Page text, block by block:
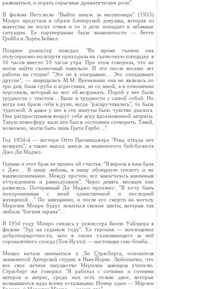
развиваться, и играть серьезные драматические роли".
В фильме Негулеско "Выйти замуж за миллионера" (1953)
Монро предстала в образе близорукой девушки, которая из
кокетства не носит очков и то и дело попадает в забавные
ситуации. Ее партнершами были знаменитости — Бетти
Грейбл и Лорен Бейкол.
Позднее режиссер поведал: "Во время съемок она
полусерьезно-полушутя приходила на съемочную площадку в
16 часов вместо 10 часов утра. При этом говорила, что не
могла найти съемочный павильон. И это после восьми лет
работы на студии! "Это не я опаздываю… Это опаздывают
другие", — защищалась М.М. Временами она не являлась по
три дня, была груба и агрессивна, не со мной, а в отношении
персонала, который не мог ей возражать. Порой у нее были
трудности с текстом… Были и трудности с самой собой. Но
когда она брала себя в руки, когда "раскручивалась", то была
чудесной. А какое у нее в эти минуты было чувство диалога.
Она распространяла вокруг себя ауру вдохновенной актрисы.
Такую атмосферу мало кто был в состоянии сотворить. Такой,
возможно, могла быть лишь Грета Гарбо…"
Год 1954-й — вестерн Отто Преминджера "Река, откуда нет
возврата", а также выход замуж за знаменитого бейсболиста
Джо Ди Маджо.
Однако и этот брак не принес ей счастья. "Я верила в наш брак
с Джо… В нашу любовь, в нашу обоюдную теплоту и во
взаимопонимание. Между прочим, все закончилось взаимным
отчуждением и равнодушием". Через девять месяцев они
развелись. Потерянный Ди Маджо произнес: "Я хочу быть
похороненным с моей единственной и последней
женщиной…" По завещанию, и после его смерти на могилу
Мерилин Монро будут ложиться свежие цветы, которые так
любила "богиня экрана"…
В 1954 году Монро снялась у режиссера Билли Уайлдера в
фильме "Зуд на седьмом году". Ее героиня — воплощение
добропорядочности, зато в глазах ухаживающего за ней
сорокалетнего соседа (Том Иуэлл) — настоящая секс-бомба…
Монро начала заниматься у Ли Страсберга, основателя
знаменитой Актерской студии в Нью-Йорке. Любопытно, что
все свое личное имущество Мерилин завещала учителю.
Страсберг же говорил: "Я работал с сотнями и сотнями
актеров и актрис, среди них есть только двое, которые
возвышаются надо всеми остальными. Номер один — Марлон